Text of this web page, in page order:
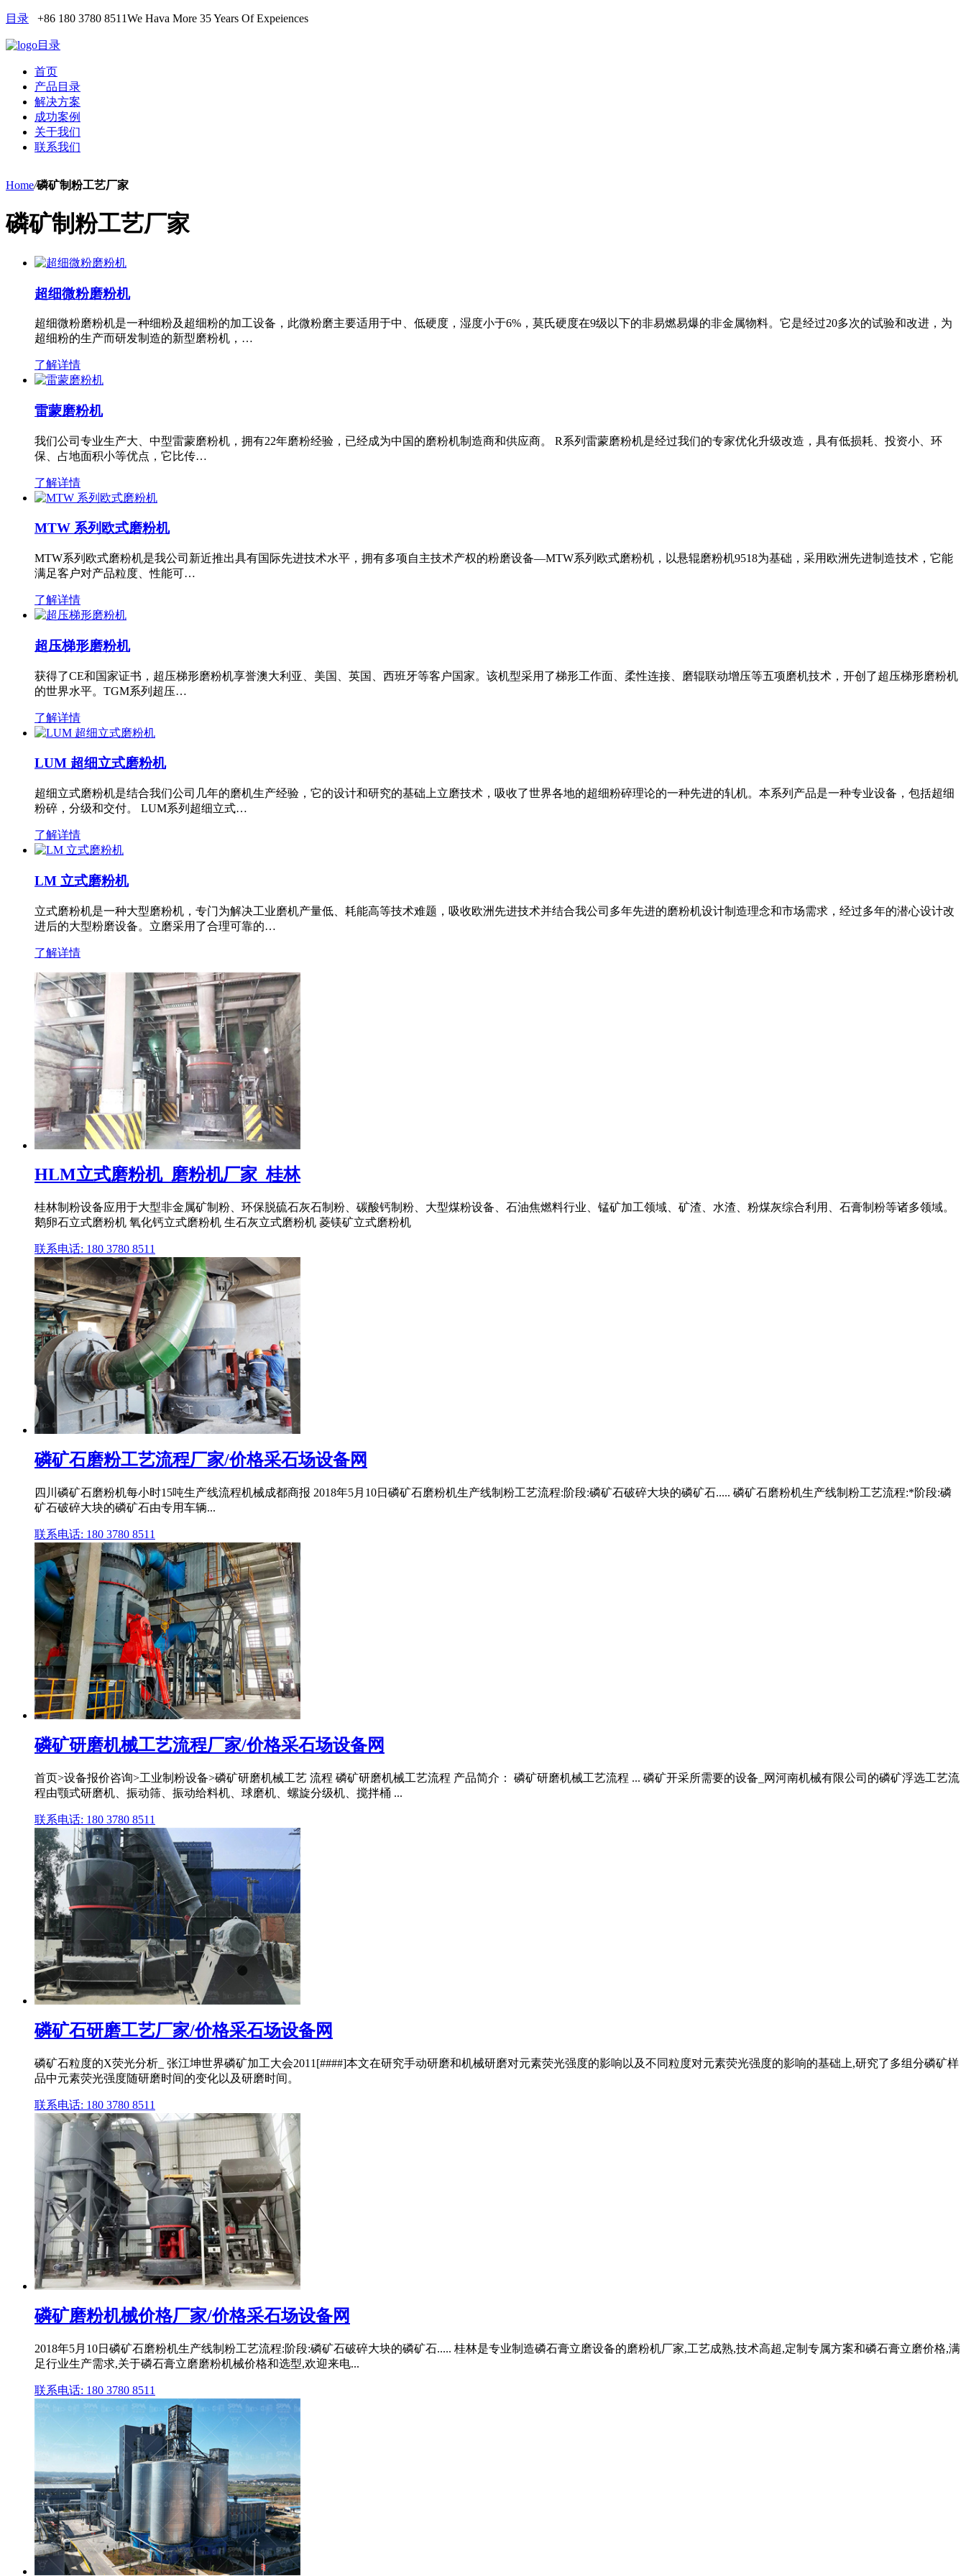
目录 +86 180 3780 8511We Hava More 35 Years Of Expeiences
目录
首页
产品目录
解决方案
成功案例
关于我们
联系我们
Home/磷矿制粉工艺厂家
磷矿制粉工艺厂家
超细微粉磨粉机
超细微粉磨粉机是一种细粉及超细粉的加工设备，此微粉磨主要适用于中、低硬度，湿度小于6%，莫氏硬度在9级以下的非易燃易爆的非金属物料。它是经过20多次的试验和改进，为
超细粉的生产而研发制造的新型磨粉机，…
了解详情
雷蒙磨粉机
我们公司专业生产大、中型雷蒙磨粉机，拥有22年磨粉经验，已经成为中国的磨粉机制造商和供应商。 R系列雷蒙磨粉机是经过我们的专家优化升级改造，具有低损耗、投资小、环
保、占地面积小等优点，它比传…
了解详情
MTW 系列欧式磨粉机
MTW系列欧式磨粉机是我公司新近推出具有国际先进技术水平，拥有多项自主技术产权的粉磨设备—MTW系列欧式磨粉机，以悬辊磨粉机9518为基础，采用欧洲先进制造技术，它能
满足客户对产品粒度、性能可…
了解详情
超压梯形磨粉机
获得了CE和国家证书，超压梯形磨粉机享誉澳大利亚、美国、英国、西班牙等客户国家。该机型采用了梯形工作面、柔性连接、磨辊联动增压等五项磨机技术，开创了超压梯形磨粉机
的世界水平。TGM系列超压…
了解详情
LUM 超细立式磨粉机
超细立式磨粉机是结合我们公司几年的磨机生产经验，它的设计和研究的基础上立磨技术，吸收了世界各地的超细粉碎理论的一种先进的轧机。本系列产品是一种专业设备，包括超细
粉碎，分级和交付。 LUM系列超细立式…
了解详情
LM 立式磨粉机
立式磨粉机是一种大型磨粉机，专门为解决工业磨机产量低、耗能高等技术难题，吸收欧洲先进技术并结合我公司多年先进的磨粉机设计制造理念和市场需求，经过多年的潜心设计改
进后的大型粉磨设备。立磨采用了合理可靠的…
了解详情
HLM立式磨粉机_磨粉机厂家_桂林
桂林制粉设备应用于大型非金属矿制粉、环保脱硫石灰石制粉、碳酸钙制粉、大型煤粉设备、石油焦燃料行业、锰矿加工领域、矿渣、水渣、粉煤灰综合利用、石膏制粉等诸多领域。
鹅卵石立式磨粉机 氧化钙立式磨粉机 生石灰立式磨粉机 菱镁矿立式磨粉机
联系电话: 180 3780 8511
磷矿石磨粉工艺流程厂家/价格采石场设备网
四川磷矿石磨粉机每小时15吨生产线流程机械成都商报 2018年5月10日磷矿石磨粉机生产线制粉工艺流程:阶段:磷矿石破碎大块的磷矿石..... 磷矿石磨粉机生产线制粉工艺流程:*阶段:磷
矿石破碎大块的磷矿石由专用车辆...
联系电话: 180 3780 8511
磷矿研磨机械工艺流程厂家/价格采石场设备网
首页>设备报价咨询>工业制粉设备>磷矿研磨机械工艺 流程 磷矿研磨机械工艺流程 产品简介： 磷矿研磨机械工艺流程 ... 磷矿开采所需要的设备_网河南机械有限公司的磷矿浮选工艺流
程由颚式研磨机、振动筛、振动给料机、球磨机、螺旋分级机、搅拌桶 ...
联系电话: 180 3780 8511
磷矿石研磨工艺厂家/价格采石场设备网
磷矿石粒度的X荧光分析_ 张江坤世界磷矿加工大会2011[####]本文在研究手动研磨和机械研磨对元素荧光强度的影响以及不同粒度对元素荧光强度的影响的基础上,研究了多组分磷矿样
品中元素荧光强度随研磨时间的变化以及研磨时间。
联系电话: 180 3780 8511
磷矿磨粉机械价格厂家/价格采石场设备网
2018年5月10日磷矿石磨粉机生产线制粉工艺流程:阶段:磷矿石破碎大块的磷矿石..... 桂林是专业制造磷石膏立磨设备的磨粉机厂家,工艺成熟,技术高超,定制专属方案和磷石膏立磨价格,满
足行业生产需求,关于磷石膏立磨磨粉机械价格和选型,欢迎来电...
联系电话: 180 3780 8511